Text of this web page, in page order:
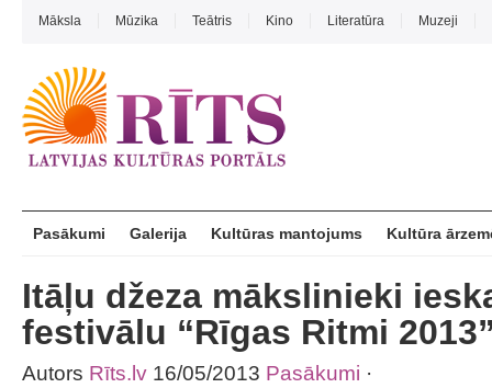
Māksla Mūzika Teātris Kino Literatūra Muzeji
Pasākumi Galerija Kultūras mantojums Kultūra
Itāļu džeza mākslinieki
festivālu “Rīgas Ritmi
Autors Rīts.lv 16/05/2013 Pasākumi ·